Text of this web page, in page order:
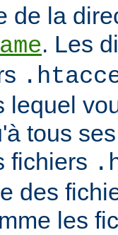
de la
. Les
lequel
tous
fichiers
des
les